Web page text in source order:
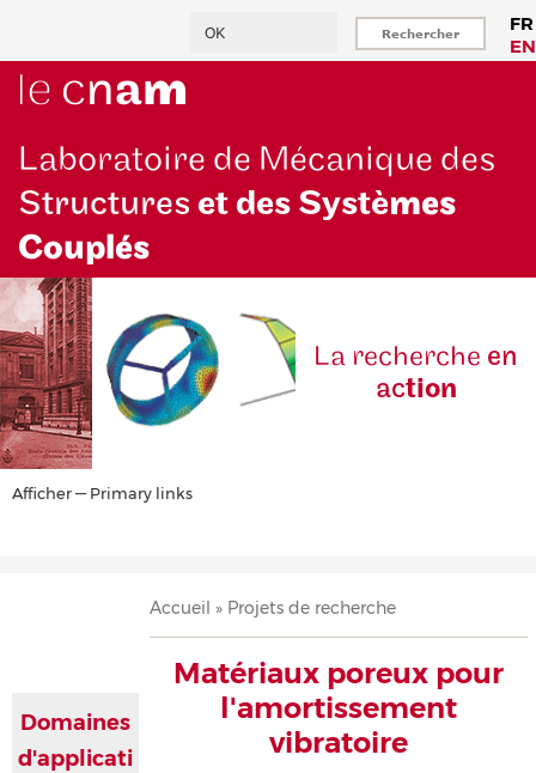
principal
FR
EN
Laboratoire de Mécanique des
Structures et des Systèmes
Couplés
La recherche en
action
Primary
Afficher — Primary links
Fil
d'Ariane
Accueil Projets de recherche
Matériaux poreux pour
l'amortissement
vibratoire
Domaines
d'applicati